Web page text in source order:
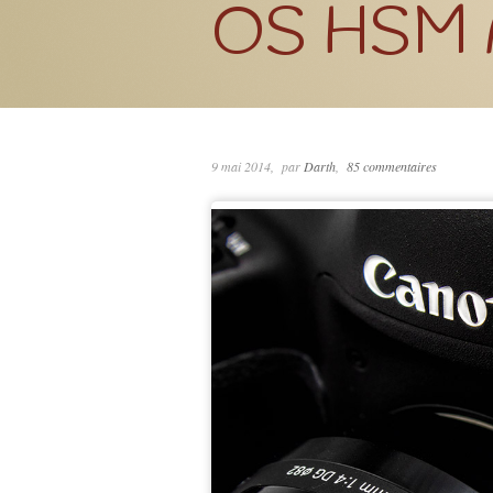
OS HSM
9 mai 2014 par Darth 85 commentaires